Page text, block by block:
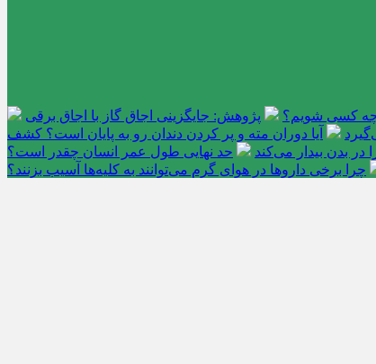
چه کسی شویم؟
پژوهش: جایگزینی اجاق گاز با اجاق برقی
آیا دوران مته و پر کردن دندان رو به پایان است؟ کشف
بدن بیدار می‌کند
حد نهایی طول عمر انسان چقدر است؟
چرا برخی داروها در هوای گرم می‌توانند به کلیه‌ها آسیب بزنند؟